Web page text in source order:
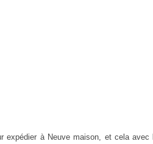
à Neuve maison, et cela